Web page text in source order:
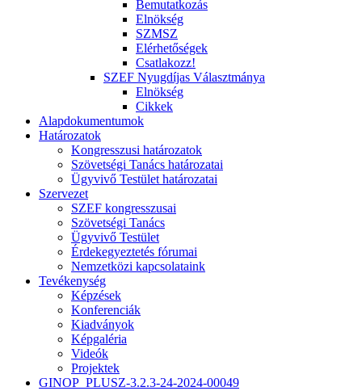
Bemutatkozás
Elnökség
SZMSZ
Elérhetőségek
Csatlakozz!
SZEF Nyugdíjas Választmánya
Elnökség
Cikkek
Alapdokumentumok
Határozatok
Kongresszusi határozatok
Szövetségi Tanács határozatai
Ügyvivő Testület határozatai
Szervezet
SZEF kongresszusai
Szövetségi Tanács
Ügyvivő Testület
Érdekegyeztetés fórumai
Nemzetközi kapcsolataink
Tevékenység
Képzések
Konferenciák
Kiadványok
Képgaléria
Videók
Projektek
GINOP_PLUSZ-3.2.3-24-2024-00049